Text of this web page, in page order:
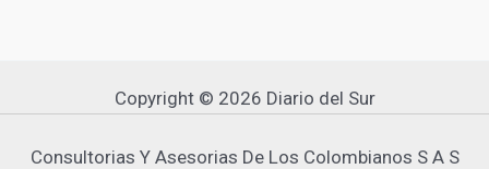
Copyright © 2026 Diario del Sur
Consultorias Y Asesorias De Los Colombianos S A S